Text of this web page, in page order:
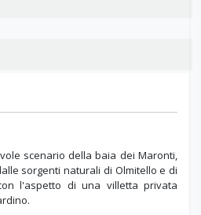
scenario della baia dei Maronti,
sorgenti naturali di Olmitello e di
l'aspetto di una villetta privata